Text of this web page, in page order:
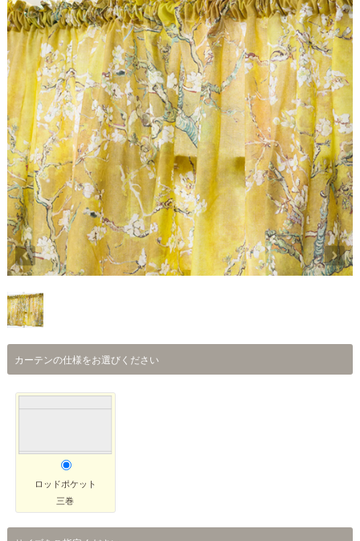
カーテンの仕様をお選びください
ロッドポケット
三巻